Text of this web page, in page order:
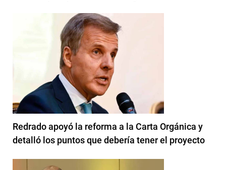
Redrado apoyó la reforma a la Carta Orgánica y
detalló los puntos que debería tener el proyecto